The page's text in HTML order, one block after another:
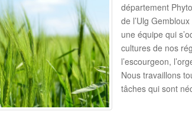
département
de l’Ulg
une équipe qui
cultures de nos
l’escourgeon,
Nous travaillons
tâches qui sont